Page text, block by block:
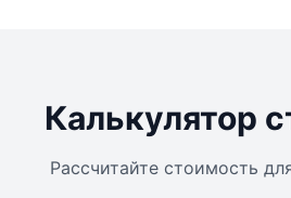
Калькулятор
Рассчитайте стоимость